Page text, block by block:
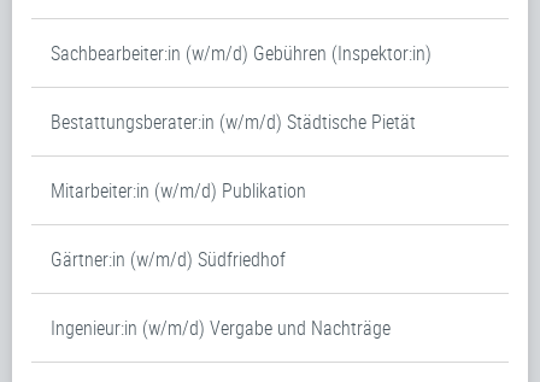
Sachbearbeiter:in (w/m/d) Gebühren (Inspektor:in)
Bestattungsberater:in (w/m/d) Städtische Pietät
Mitarbeiter:in (w/m/d) Publikation
Gärtner:in (w/m/d) Südfriedhof
Ingenieur:in (w/m/d) Vergabe und Nachträge